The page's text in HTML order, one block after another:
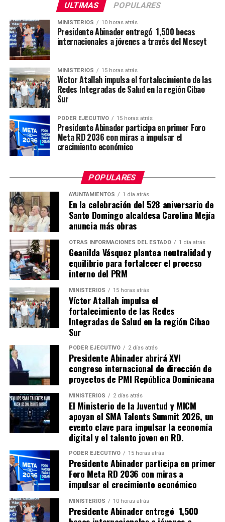
ULTIMAS POPULARES
MINISTERIOS 10 horas atrás
Presidente Abinader entregó 1,500 becas
internacionales a jóvenes a través del Mescyt
MINISTERIOS 15 horas atrás
Víctor Atallah impulsa el fortalecimiento de las
Redes Integradas de Salud en la región Cibao
Sur
PODER EJECUTIVO 15 horas atrás
Presidente Abinader participa en primer Foro
Meta RD 2036 con miras a impulsar el
crecimiento económico
POPULARES
AYUNTAMIENTOS 1 día atrás
En la celebración del 528 aniversario de
Santo Domingo alcaldesa Carolina Mejía
anuncia más obras
OTRAS INFORMACIONES DEL ESTADO 1 día atrás
Geanilda Vásquez plantea neutralidad y
equilibrio para fortalecer el proceso
interno del PRM
MINISTERIOS 15 horas atrás
Víctor Atallah impulsa el
fortalecimiento de las Redes
Integradas de Salud en la región Cibao
Sur
PODER EJECUTIVO 2 días atrás
Presidente Abinader abrirá XVI
congreso internacional de dirección de
proyectos de PMI República Dominicana
MINISTERIOS 2 días atrás
El Ministerio de la Juventud y MICM
apoyan el SMA Talents Summit 2026, un
evento clave para impulsar la economía
digital y el talento joven en RD.
PODER EJECUTIVO 15 horas atrás
Presidente Abinader participa en primer
Foro Meta RD 2036 con miras a
impulsar el crecimiento económico
MINISTERIOS 10 horas atrás
Presidente Abinader entregó 1,500